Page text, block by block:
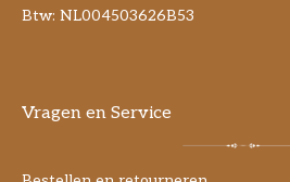
Btw: NL004503626B53
Vragen en Service